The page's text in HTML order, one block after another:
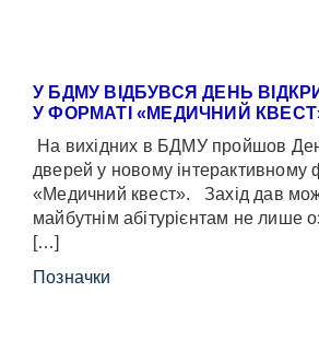
У БДМУ ВІДБУВСЯ ДЕНЬ
У ФОРМАТІ «МЕДИЧНИЙ
На вихідних в БДМУ пройшов
дверей у новому
«Медичний квест». Захід дав
майбутнім абітурієнтам не лише
[…]
Позначки